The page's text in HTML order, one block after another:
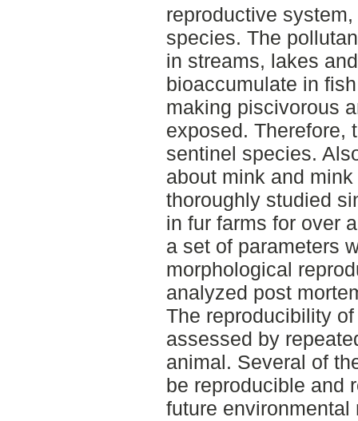
reproductive
species. The
in streams, lakes
bioaccumulate in
making piscivorous
exposed. Therefore,
sentinel species.
about mink and
thoroughly studied
in fur farms for over
a set of parameters
morphological
analyzed post
The reproducibility
assessed by
animal. Several of
be reproducible and
future environmental